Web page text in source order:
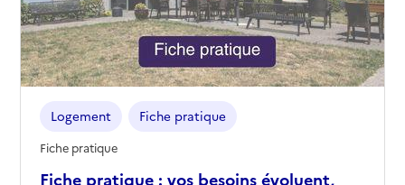
Fiche pratique : vos besoins évoluent,
Logement Fiche pratique
Fiche pratique